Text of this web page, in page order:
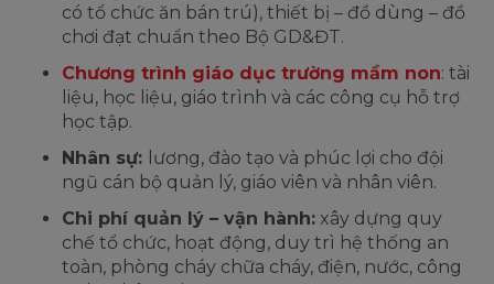
có tổ chức ăn bán trú), thiết bị – đồ dùng – đồ
chơi đạt chuẩn theo Bộ GD&ĐT.
Chương trình giáo dục trường mầm non: tài
liệu, học liệu, giáo trình và các công cụ hỗ trợ
học tập.
Nhân sự: lương, đào tạo và phúc lợi cho đội
ngũ cán bộ quản lý, giáo viên và nhân viên.
Chi phí quản lý – vận hành: xây dựng quy
chế tổ chức, hoạt động, duy trì hệ thống an
toàn, phòng cháy chữa cháy, điện, nước, công